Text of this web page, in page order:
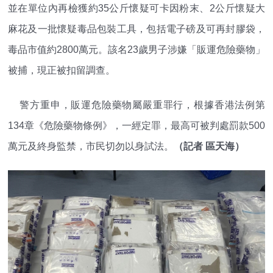
並在單位內再檢獲約35公斤懷疑可卡因粉末、2公斤懷疑大
麻花及一批懷疑毒品包裝工具，包括電子磅及可再封膠袋，
毒品市值約2800萬元。該名23歲男子涉嫌「販運危險藥物」
被捕，現正被扣留調查。
警方重申，販運危險藥物屬嚴重罪行，根據香港法例第
134章《危險藥物條例》，一經定罪，最高可被判處罰款500
萬元及終身監禁，市民切勿以身試法。
（記者 區天海）